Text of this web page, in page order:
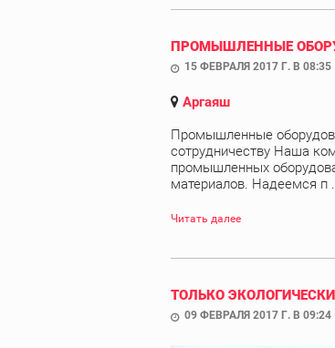
ПРОМЫШЛЕННЫЕ
15 ФЕВРАЛЯ 2017 Г. В 08:35
Аргаяш
Промышленные
сотрудничеству Наша
промышленных
материалов. Надеемся п
Читать далее
ТОЛЬКО
09 ФЕВРАЛЯ 2017 Г. В 09:24